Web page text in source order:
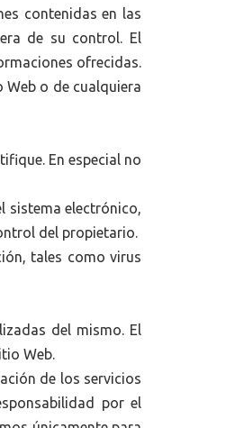
contenidas en las
de su control. El
ofrecidas.
o de cualquiera
En especial no
sistema electrónico,
del propietario.
tales como virus
del mismo. El
Web.
de los servicios
por el